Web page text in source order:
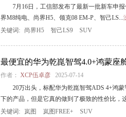
7月16日，工信部发布了最新一批新车申
界M8纯电、尚界H5、领克08 EM-P、智己LS...
关键词: 尚界H5 智己LS9 SUV
最便宜的华为乾崑智驾4.0+鸿蒙座
作者： XCP伍卓彦 2025-07-14
20万出头，标配华为乾崑智驾ADS 4+鸿
下的产品，但是它真的做到了极致的性价比，
关键词:
岚图 岚图FREE+ SUV